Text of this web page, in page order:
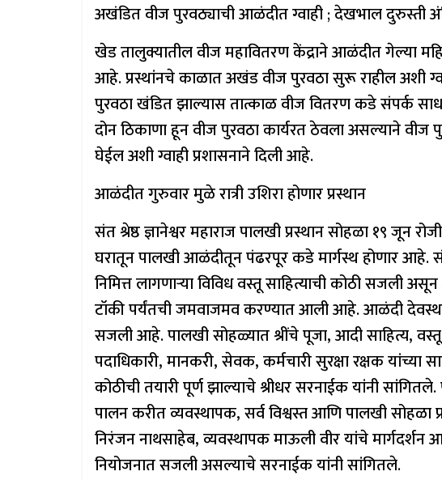
अखंडित वीज पुरवठ्याची आळंदीत ग्वाही ; देखभाल दुरुस्ती
खेड तालुक्यातील वीज महावितरण केंद्राने आळंदीत गेल्या
आहे. प्रस्थांनचे काळात अखंड वीज पुरवठा सुरू राहील अशी
पुरवठा खंडित झाल्यास तात्काळ वीज वितरण कडे संपर्क
दोन ठिकाणा हून वीज पुरवठा कार्यरत ठेवला असल्याने वीज
घेईल अशी ग्वाही प्रशासनाने दिली आहे.
आळंदीत गुरुवार मुळे रात्री उशिरा होणार प्रस्थान
संत श्रेष्ठ ज्ञानेश्वर महाराज पालखी प्रस्थान सोहळा १९ जून
घरातून पालखी आळंदीतून पंढरपूर कडे मार्गस्थ होणार आहे. संत
निमित्त लागणाऱ्या विविध वस्तू साहित्याची कोठी सजली
टॉकी पर्यंतची जमवाजमव करण्यात आली आहे. आळंदी
सजली आहे. पालखी सोहळ्यात श्रींचे पूजा, आदी साहित्य,
पदाधिकारी, मानकरी, सेवक, कर्मचारी सुरक्षा रक्षक
कोठीची तयारी पूर्ण झाल्याचे श्रीधर सरनाईक यांनी
पालन करीत व्यवस्थापक, सर्व विश्वस्त आणि पालखी सोहळा
निरंजन नाथसाहेब, व्यवस्थापक माऊली वीर यांचे मार्गदर्शन
नियोजनात सजली असल्याचे सरनाईक यांनी सांगितले.